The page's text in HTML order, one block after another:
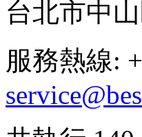
台北市中
服務熱線: